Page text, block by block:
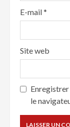
E-mail*
Site web
Enregistrer
le